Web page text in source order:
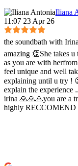
Iliana
11:07 23 Apr 26
the soundbath with
amazing 👏She takes
as you are with
feel unique and well
explaining until u try !
explain the experience
irina 🙏🙏🙏you are a
highly RECCOMEND